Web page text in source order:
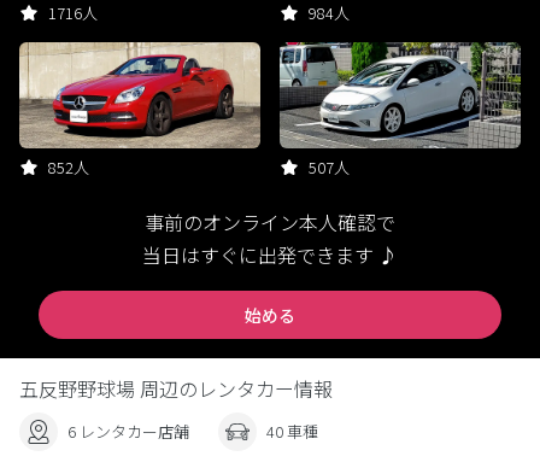
1716人 984人
852人 507人
事前のオンライン本人確認で
当日はすぐに出発できます ♪
始める
五反野野球場 周辺のレンタカー情報
6 レンタカー店舗 40 車種